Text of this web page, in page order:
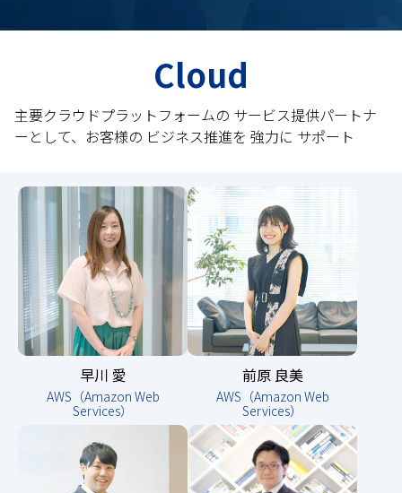
Cloud
主要クラウドプラットフォームの サービス提供パートナ
ーとして、お客様の ビジネス推進を 強力に サポート
早川 愛
AWS（Amazon Web
Services）
前原 良美
AWS（Amazon Web
Services）